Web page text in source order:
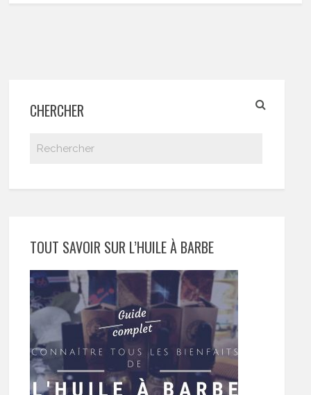
CHERCHER
TOUT SAVOIR SUR L’HUILE À BARBE